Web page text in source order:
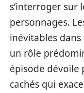
s’interroger sur
personnages.
inévitables
un rôle
épisode dévoile
cachés qui